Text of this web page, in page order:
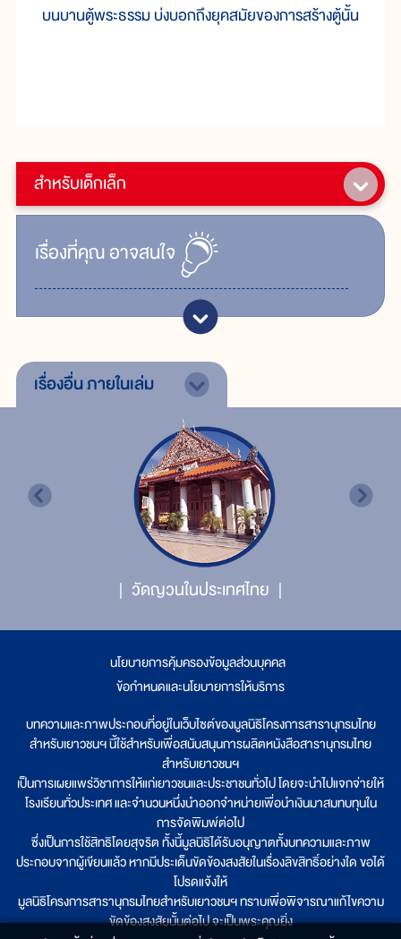
สำหรับเด็กเล็ก
เรื่ิองที่คุณอาจสนใจ
บนบานตู้พระธรรม บ่งบอกถึงยุคสมัยของการสร้างตู้นั้น
เรื่องอื่นภายในเล่ม
วัดญวนในประเทศไทย
นโยบายการคุ้มครองข้อมูลส่วนบุคคล
ข้อกำหนดและนโยบายการให้บริการ
บทความและภาพประกอบที่อยู่ในเว็บไซต์ของมูลนิธิโครงการสารานุกรมไทย
สำหรับเยาวชนฯ นี้ใช้สำหรับเพื่อสนับสนุนการผลิตหนังสือสารานุกรมไทย
สำหรับเยาวชนฯ
เป็นการเผยแพร่วิชาการให้แก่เยาวชนและประชาชนทั่วไป โดยจะนำไปแจกจ่ายให้
โรงเรียนทั่วประเทศ และจำนวนหนึ่งนำออกจำหน่ายเพื่อนำเงินมาสมทบทุนใน
การจัดพิมพ์ต่อไป
ซึ่งเป็นการใช้สิทธิโดยสุจริต ทั้งนี้มูลนิธิได้รับอนุญาตทั้งบทความและภาพ
ประกอบจากผู้เขียนแล้ว หากมีประเด็นขัดข้องสงสัยในเรื่องลิขสิทธิ์อย่างใด ขอได้
โปรดแจ้งให้
มูลนิธิโครงการสารานุกรมไทยสำหรับเยาวชนฯ ทราบเพื่อพิจารณาแก้ไขความ
ขัดข้องสงสัยนั้นต่อไป จะเป็นพระคุณยิ่ง